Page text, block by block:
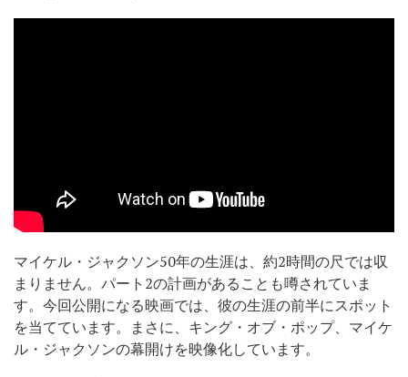
マイケル・ジャクソン50年の生涯は、約2時間の尺では収
まりません。パート2の計画があることも噂されていま
す。今回公開になる映画では、彼の生涯の前半にスポット
を当てています。まさに、キング・オブ・ポップ、マイケ
ル・ジャクソンの幕開けを映像化しています。